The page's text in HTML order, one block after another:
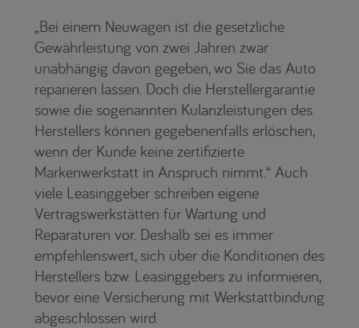
„Bei einem Neuwagen ist die gesetzliche
Gewährleistung von zwei Jahren zwar
unabhängig davon gegeben, wo Sie das Auto
reparieren lassen. Doch die Herstellergarantie
sowie die sogenannten Kulanzleistungen des
Herstellers können gegebenenfalls erlöschen,
wenn der Kunde keine zertifizierte
Markenwerkstatt in Anspruch nimmt.“ Auch
viele Leasinggeber schreiben eigene
Vertragswerkstätten für Wartung und
Reparaturen vor. Deshalb sei es immer
empfehlenswert, sich über die Konditionen des
Herstellers bzw. Leasinggebers zu informieren,
bevor eine Versicherung mit Werkstattbindung
abgeschlossen wird.